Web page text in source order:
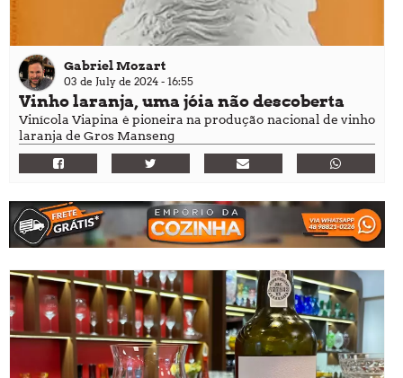
Gabriel Mozart
03 de July de 2024 - 16:55
Vinho laranja, uma jóia não descoberta
Vinícola Viapina é pioneira na produção nacional de vinho
laranja de Gros Manseng